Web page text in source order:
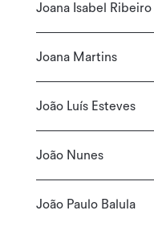
Joana Isabel
Joana Martins
João Luís Esteves
João Nunes
João Paulo Balula